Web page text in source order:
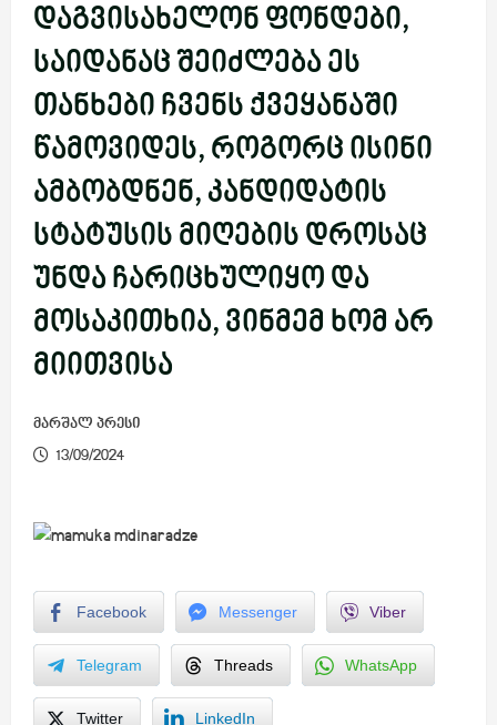
დაგვისახელონ ფონდები,
საიდანაც შეიძლება ეს
თანხები ჩვენს ქვეყანაში
წამოვიდეს, როგორც ისინი
ამბობდნენ, კანდიდატის
სტატუსის მიღების დროსაც
უნდა ჩარიცხულიყო და
მოსაკითხია, ვინმემ ხომ არ
მიითვისა
მარშალ პრესი
13/09/2024
Facebook Messenger Viber
Telegram Threads WhatsApp
Twitter LinkedIn